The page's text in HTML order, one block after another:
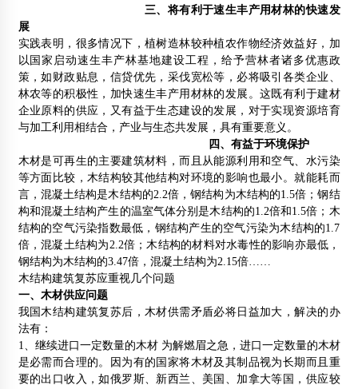
红雪松扣板 免漆桑拿板
2015年3月10日
木结构专业方向20名大学生奔赴企业参加社会实践
2012年7月3日
三、将有利于速生丰产用材林的快速发
展
实践表明，很多情况下，植树造林较种植农作物经济效益好，加
以国家启动速生丰产林基地建设工程，给予营林者诸多优惠政
策，如财政贴息，信贷优先，采伐宽松等，必将吸引各类企业、
林农等的积极性，加快速生丰产用材林的发展。这既有利于建材
企业原料的供应，又有益于生态建设的发展，对于实现资源培育
与加工利用相结合，产业与生态共发展，具有重要意义。
四、有益于环境保护
木材是可再生的主要建筑材料，而且从能源利用和空气、水污染
等方面比较，木结构较其他结构对环境的影响也最小。就能耗而
言，混凝土结构是木结构的2.2倍，钢结构为木结构的1.5倍；钢结
构和混凝土结构产生的温室气体分别是木结构的1.2倍和1.5倍；木
结构的空气污染指数最低，钢结构产生的空气污染为木结构的1.7
倍，混凝土结构为2.2倍；木结构的材料对水毒性的影响亦最低，
钢结构为木结构的3.47倍，混凝土结构为2.15倍……
木结构建筑复苏应重视几个问题
一、木材供应问题
我国木结构建筑复苏后，木材供需矛盾必将日益加大，解决的办
法有：
1、继续进口一定数量的木材 为解燃眉之急，进口一定数量的木材
是必需而合理的。因为有的国家将木材及其制品视为长期而且重
要的出口收入，如俄罗斯、新西兰、美国、加拿大等国，供应较